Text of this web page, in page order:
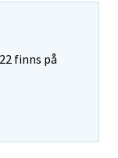
finns på